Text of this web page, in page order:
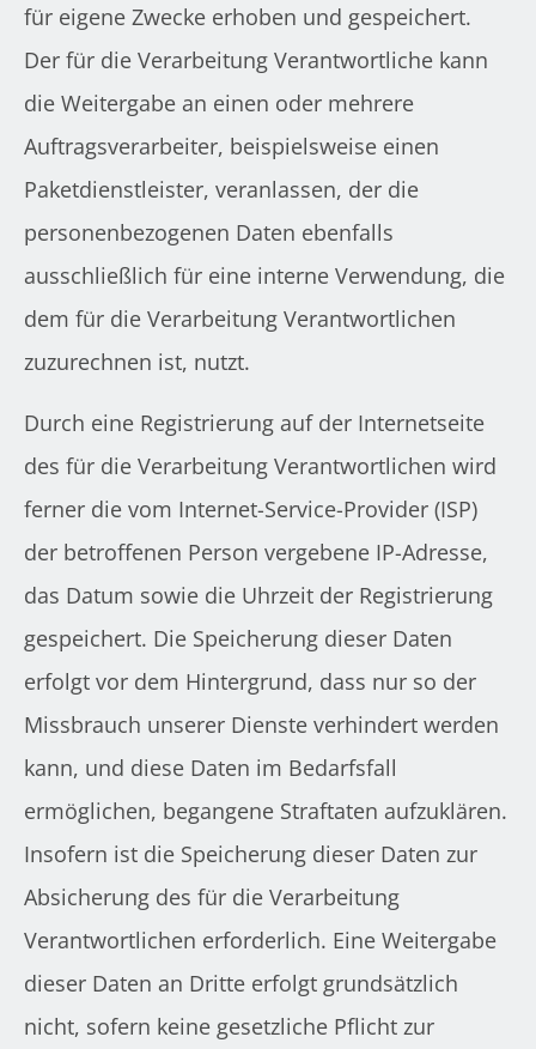
für eigene Zwecke erhoben und gespeichert.
Der für die Verarbeitung Verantwortliche kann
die Weitergabe an einen oder mehrere
Auftragsverarbeiter, beispielsweise einen
Paketdienstleister, veranlassen, der die
personenbezogenen Daten ebenfalls
ausschließlich für eine interne Verwendung, die
dem für die Verarbeitung Verantwortlichen
zuzurechnen ist, nutzt.
Durch eine Registrierung auf der Internetseite
des für die Verarbeitung Verantwortlichen wird
ferner die vom Internet-Service-Provider (ISP)
der betroffenen Person vergebene IP-Adresse,
das Datum sowie die Uhrzeit der Registrierung
gespeichert. Die Speicherung dieser Daten
erfolgt vor dem Hintergrund, dass nur so der
Missbrauch unserer Dienste verhindert werden
kann, und diese Daten im Bedarfsfall
ermöglichen, begangene Straftaten aufzuklären.
Insofern ist die Speicherung dieser Daten zur
Absicherung des für die Verarbeitung
Verantwortlichen erforderlich. Eine Weitergabe
dieser Daten an Dritte erfolgt grundsätzlich
nicht, sofern keine gesetzliche Pflicht zur